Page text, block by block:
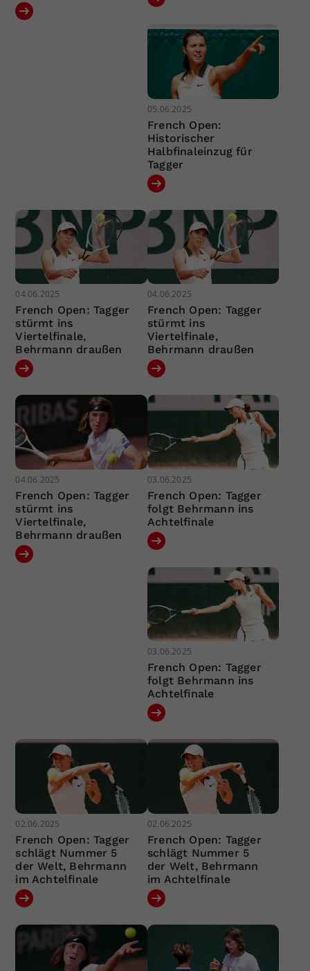
05.06.2025
French Open:
Historischer
Halbfinaleinzug für
Tagger
04.06.2025
French Open: Tagger
stürmt ins
Viertelfinale,
Behrmann draußen
04.06.2025
French Open: Tagger
stürmt ins
Viertelfinale,
Behrmann draußen
04.06.2025
French Open: Tagger
stürmt ins
Viertelfinale,
Behrmann draußen
03.06.2025
French Open: Tagger
folgt Behrmann ins
Achtelfinale
03.06.2025
French Open: Tagger
folgt Behrmann ins
Achtelfinale
02.06.2025
French Open: Tagger
schlägt Nummer 5
der Welt, Behrmann
im Achtelfinale
02.06.2025
French Open: Tagger
schlägt Nummer 5
der Welt, Behrmann
im Achtelfinale